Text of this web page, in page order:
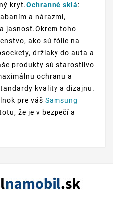
kryt.Ochranné sklá:
a nárazmi,
jasnosť.Okrem toho
ako sú fólie na
držiaky do auta a
produkty sú starostlivo
ochranu a
kvality a dizajnu.
pre váš Samsung
že je v bezpečí a